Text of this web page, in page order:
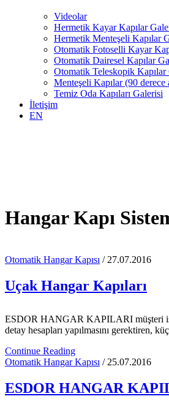
Videolar
Hermetik Kayar Kapılar
Hermetik Menteşeli Kapılar
Otomatik Fotoselli Kayar
Otomatik Dairesel Kapılar
Otomatik Teleskopik Kapılar
Menteşeli Kapılar (90 derece
Temiz Oda Kapıları Galerisi
İletişim
EN
Hangar Kapı
Otomatik Hangar Kapısı / 27.07.2016
Uçak Hangar Kapıları
ESDOR HANGAR KAPILARI müşteri
detay hesapları yapılmasını gerektiren,
Continue Reading
Otomatik Hangar Kapısı / 25.07.2016
ESDOR HANGAR